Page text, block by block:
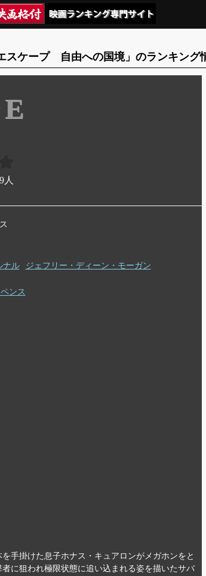
スケープ 自由への国境」のランキング
E
人
ナル
ジェフリー・ディーン・モーガン
ンス
手掛けた息子ホナス・キュアロンがメガホンをと
に狙われ極限状態に追い込まれる姿を描いたサバ